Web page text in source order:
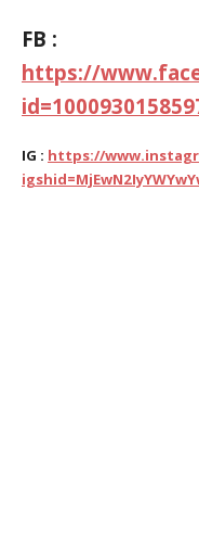
FB :
https://
IG : https://